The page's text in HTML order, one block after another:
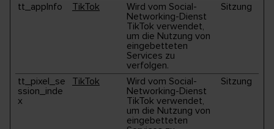
tt_appInfo TikTok
Wird vom Social-
Networking-Dienst
TikTok verwendet,
um die Nutzung von
eingebetteten
Services zu
verfolgen.
Sitzung
tt_pixel_se
ssion_inde
x
TikTok
Wird vom Social-
Networking-Dienst
TikTok verwendet,
um die Nutzung von
eingebetteten
Sitzung